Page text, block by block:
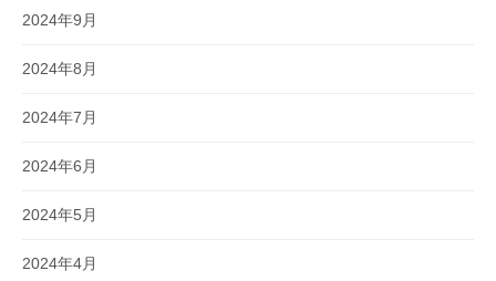
2024年9月
2024年8月
2024年7月
2024年6月
2024年5月
2024年4月